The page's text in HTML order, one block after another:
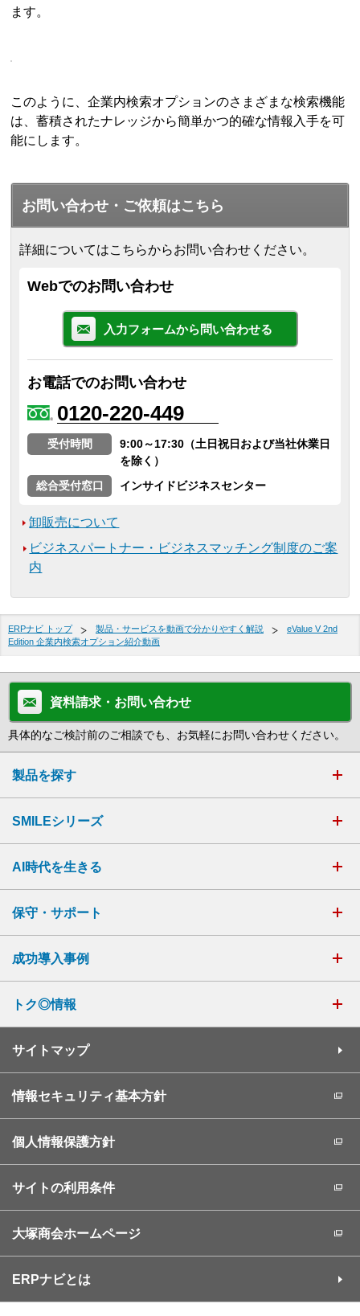
ます。
このように、企業内検索オプションのさまざまな検索機能
は、蓄積されたナレッジから簡単かつ的確な情報入手を可
能にします。
お問い合わせ・ご依頼はこちら
詳細についてはこちらからお問い合わせください。
Webでのお問い合わせ
入力フォームから問い合わせる
お電話でのお問い合わせ
0120-220-449
受付時間
9:00～17:30（土日祝日および当社休業日
を除く）
総合受付窓口
インサイドビジネスセンター
卸販売について
ビジネスパートナー・ビジネスマッチング制度のご案
内
ERPナビ トップ 製品・サービスを動画で分かりやすく解説
eValue V 2nd
Edition 企業内検索オプション紹介動画
資料請求・お問い合わせ
具体的なご検討前のご相談でも、お気軽にお問い合わせください。
製品を探す
SMILEシリーズ
AI時代を生きる
保守・サポート
成功導入事例
トク◎情報
サイトマップ
情報セキュリティ基本方針
個人情報保護方針
サイトの利用条件
大塚商会ホームページ
ERPナビとは